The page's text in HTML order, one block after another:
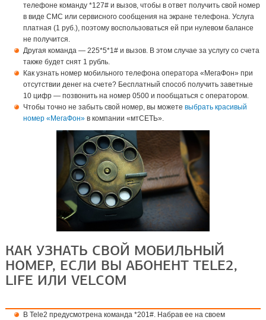
телефоне команду *127# и вызов, чтобы в ответ получить свой номер
в виде СМС или сервисного сообщения на экране телефона. Услуга
платная (1 руб.), поэтому воспользоваться ей при нулевом балансе
не получится.
Другая команда — 225*5*1# и вызов. В этом случае за услугу со счета
также будет снят 1 рубль.
Как узнать номер мобильного телефона оператора «МегаФон» при
отсутствии денег на счете? Бесплатный способ получить заветные
10 цифр — позвонить на номер 0500 и пообщаться с оператором.
Чтобы точно не забыть свой номер, вы можете выбрать красивый
номер «МегаФон»в компании «мтСЕТЬ».
КАК УЗНАТЬ СВОЙ МОБИЛЬНЫЙ
НОМЕР, ЕСЛИ ВЫ АБОНЕНТ TELE2,
LIFE ИЛИ VELCOM
В Tele2 предусмотрена команда *201#. Набрав ее на своем